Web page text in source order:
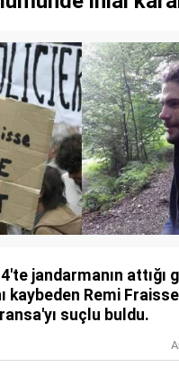
jandarmanın attığı
kaybeden Remi
suçlu buldu.